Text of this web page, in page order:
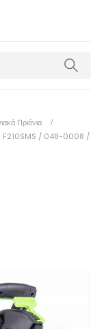
Πριόνια
F210SMS / 048-0008 /